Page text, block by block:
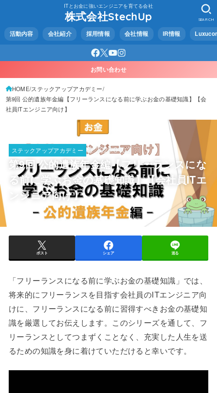
ITとお金に強いエンジニアを育てる会社
株式会社StechUp
活動内容 会社紹介 採用情報 会社情報 IR情報
SEARCH
お問い合わせ
HOME ステックアップアカデミー
第9回 公的遺族年金編【フリーランスになる前に学ぶお金の基礎知識】【会
社員ITエンジニア向け】
ステックアップアカデミー 2025.01.02
第9回 公的遺族年金編【フリーランスにな
る前に学ぶお金の基礎知識】【会社員ITエ
ンジニア向け】
ポスト シェア 送る
「フリーランスになる前に学ぶお金の基礎知識」では、
将来的にフリーランスを目指す会社員のITエンジニア向
けに、フリーランスになる前に習得すべきお金の基礎知
識を厳選してお伝えします。このシリーズを通して、フ
リーランスとしてつまずくことなく、充実した人生を送
るための知識を身に着けていただけると幸いです。